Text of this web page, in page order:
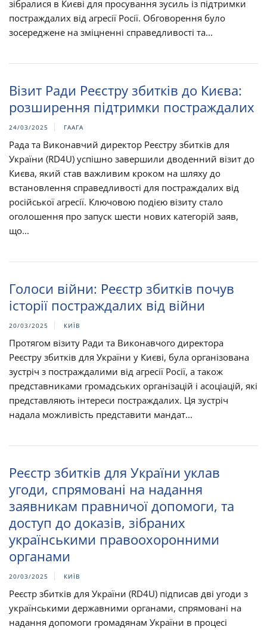
зібралися в Києві для просування зусиль із підтримки
постраждалих від агресії Росії. Обговорення було
зосереджене на зміцненні справедливості та...
Візит Ради Реєстру збитків до Києва:
розширення підтримки постраждалих
24/03/2025 ГААГА
Рада та Виконавчий директор Реєстру збитків для
України (RD4U) успішно завершили дводенний візит до
Києва, який став важливим кроком на шляху до
встановлення справедливості для постраждалих від
російської агресії. Ключовою подією візиту стало
оголошення про запуск шести нових категорій заяв,
що...
Голоси війни: Реєстр збитків почув
історії постраждалих від війни
20/03/2025 КИЇВ
Протягом візиту Ради та Виконавчого директора
Реєстру збитків для України у Києві, була організована
зустріч з постраждалими від агресії Росії, а також
представниками громадських організацій і асоціацій, які
представляють інтереси постраждалих. Ця зустріч
надала можливість представити мандат...
Реєстр збитків для України уклав
угоди, спрямовані на надання
заявникам правничої допомоги, та
доступ до доказів, зібраних
українськими правоохоронними
органами
20/03/2025 КИЇВ
Реєстр збитків для України (RD4U) підписав дві угоди з
українськими державними органами, спрямовані на
надання допомоги громадянам України в процесі